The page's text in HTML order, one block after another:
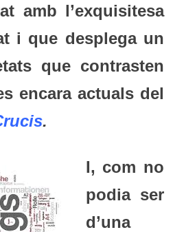
amb l’exquisitesa
i que desplega un
que contrasten
encara actuals del
.
I, com no
podia ser
d’una